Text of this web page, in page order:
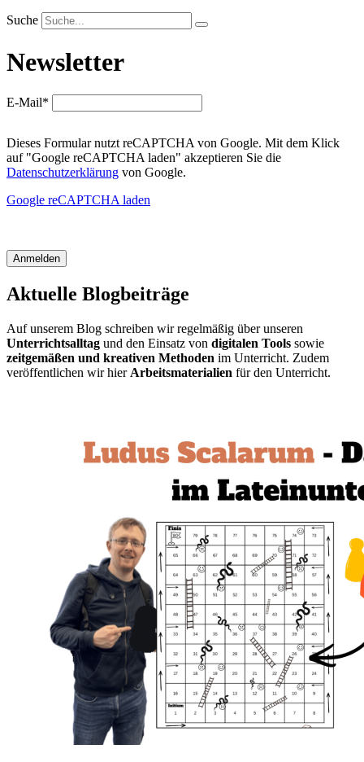
Suche
Newsletter
E-Mail*
Dieses Formular nutzt reCAPTCHA von Google. Mit dem Klick
auf "Google reCAPTCHA laden" akzeptieren Sie die
Datenschutzerklärung von Google.
Google reCAPTCHA laden
Anmelden
Aktuelle Blogbeiträge
Auf unserem Blog schreiben wir regelmäßig über unseren
Unterrichtsalltag und den Einsatz von digitalen Tools sowie
zeitgemäßen und kreativen Methoden im Unterricht. Zudem
veröffentlichen wir hier Arbeitsmaterialien für den Unterricht.